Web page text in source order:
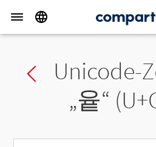
Previous char
Unicode-
„윹“